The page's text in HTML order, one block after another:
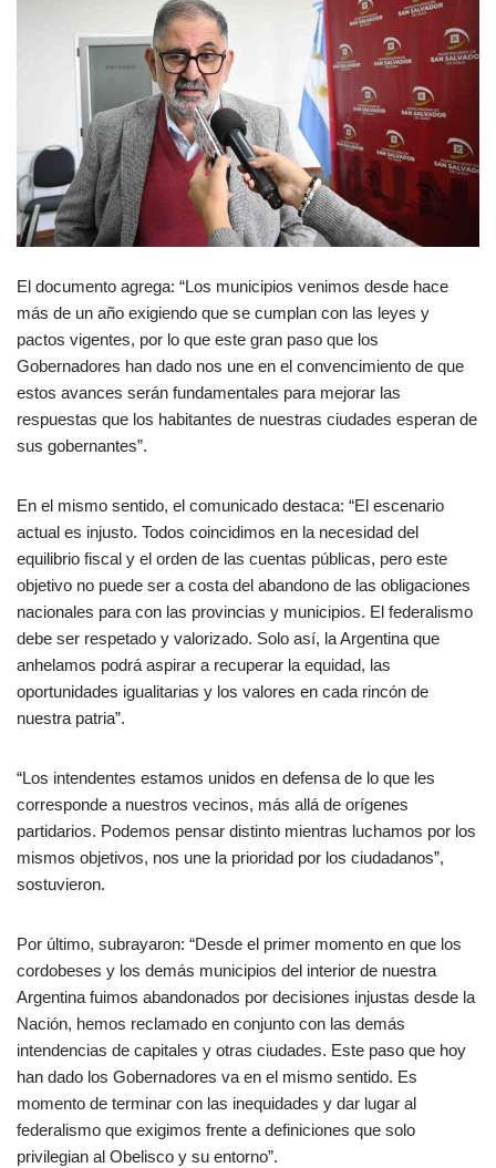
El documento agrega: “Los municipios venimos desde hace
más de un año exigiendo que se cumplan con las leyes y
pactos vigentes, por lo que este gran paso que los
Gobernadores han dado nos une en el convencimiento de que
estos avances serán fundamentales para mejorar las
respuestas que los habitantes de nuestras ciudades esperan de
sus gobernantes”.
En el mismo sentido, el comunicado destaca: “El escenario
actual es injusto. Todos coincidimos en la necesidad del
equilibrio fiscal y el orden de las cuentas públicas, pero este
objetivo no puede ser a costa del abandono de las obligaciones
nacionales para con las provincias y municipios. El federalismo
debe ser respetado y valorizado. Solo así, la Argentina que
anhelamos podrá aspirar a recuperar la equidad, las
oportunidades igualitarias y los valores en cada rincón de
nuestra patria”.
“Los intendentes estamos unidos en defensa de lo que les
corresponde a nuestros vecinos, más allá de orígenes
partidarios. Podemos pensar distinto mientras luchamos por los
mismos objetivos, nos une la prioridad por los ciudadanos”,
sostuvieron.
Por último, subrayaron: “Desde el primer momento en que los
cordobeses y los demás municipios del interior de nuestra
Argentina fuimos abandonados por decisiones injustas desde la
Nación, hemos reclamado en conjunto con las demás
intendencias de capitales y otras ciudades. Este paso que hoy
han dado los Gobernadores va en el mismo sentido. Es
momento de terminar con las inequidades y dar lugar al
federalismo que exigimos frente a definiciones que solo
privilegian al Obelisco y su entorno”.